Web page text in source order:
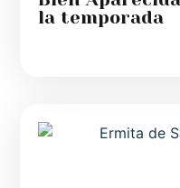
la temporada